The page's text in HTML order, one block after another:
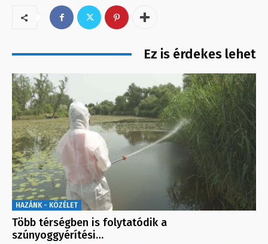
Ez is érdekes lehet
HAZÁNK - KÖZÉLET
Több térségben is folytatódik a
szúnyoggyérítési…